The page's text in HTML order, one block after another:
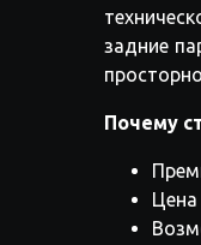
задние
Почему
Цена